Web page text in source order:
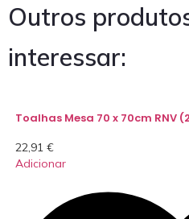
Outros
interessar:
Toalhas Mesa 70 x 70cm RNV
22,91 €
Adicionar